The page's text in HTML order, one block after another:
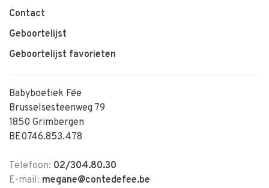
Contact
Geboortelijst
Geboortelijst favorieten
Babyboetiek Fée
Brusselsesteenweg 79
1850 Grimbergen
BE0746.853.478
Telefoon: 02/304.80.30
E-mail: megane@contedefee.be